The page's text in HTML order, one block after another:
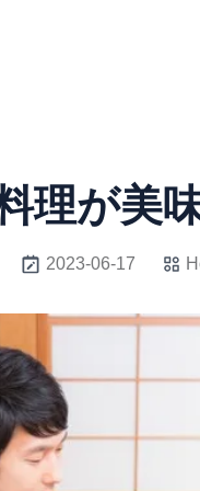
理が美
2023-06-17